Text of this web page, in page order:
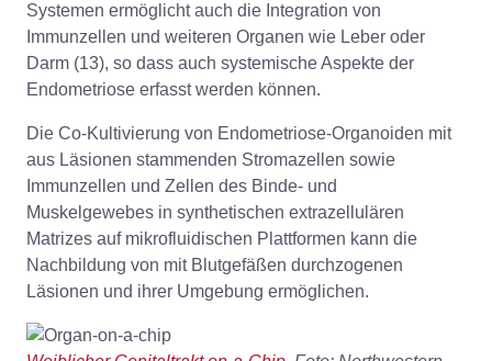
Systemen ermöglicht auch die Integration von
Immunzellen und weiteren Organen wie Leber oder
Darm (13), so dass auch systemische Aspekte der
Endometriose erfasst werden können.
Die Co-Kultivierung von Endometriose-Organoiden mit
aus Läsionen stammenden Stromazellen sowie
Immunzellen und Zellen des Binde- und
Muskelgewebes in synthetischen extrazellulären
Matrizes auf mikrofluidischen Plattformen kann die
Nachbildung von mit Blutgefäßen durchzogenen
Läsionen und ihrer Umgebung ermöglichen.